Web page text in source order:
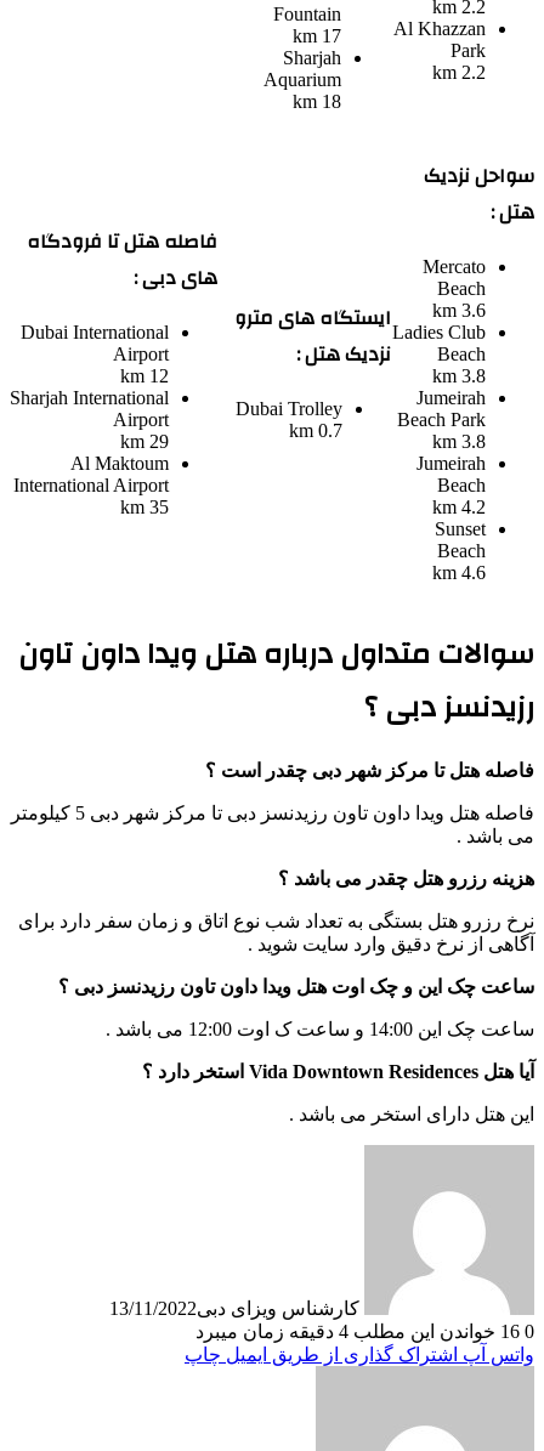
2.2 km
Al Khazzan
Park
2.2 km
Fountain
17 km
Sharjah
Aquarium
18 km
سواحل نزدیک
هتل :
Mercato
Beach
3.6 km
Ladies Club
Beach
3.8 km
Jumeirah
Beach Park
3.8 km
Jumeirah
Beach
4.2 km
Sunset
Beach
4.6 km
ایستگاه های مترو
نزدیک هتل :
Dubai Trolley
0.7 km
فاصله هتل تا فرودگاه
های دبی :
Dubai International
Airport
12 km
Sharjah International
Airport
29 km
Al Maktoum
International Airport
35 km
سوالات متداول درباره هتل ویدا داون تاون
رزیدنسز دبی ؟
فاصله هتل تا مرکز شهر دبی چقدر است ؟
فاصله هتل ویدا داون تاون رزیدنسز دبی تا مرکز شهر دبی 5 کیلومتر
می باشد .
هزینه رزرو هتل چقدر می باشد ؟
نرخ رزرو هتل بستگی به تعداد شب نوع اتاق و زمان سفر دارد برای
آگاهی از نرخ دقیق وارد سایت شوید .
ساعت چک این و چک اوت هتل ویدا داون تاون رزیدنسز دبی ؟
ساعت چک این 14:00 و ساعت ک اوت 12:00 می باشد .
آیا هتل Vida Downtown Residences استخر دارد ؟
این هتل دارای استخر می باشد .
کارشناس ویزای دبی13/11/2022
0
خواندن این مطلب 4 دقیقه زمان میبرد
واتس آپ اشتراک گذاری از طریق ایمیل چاپ